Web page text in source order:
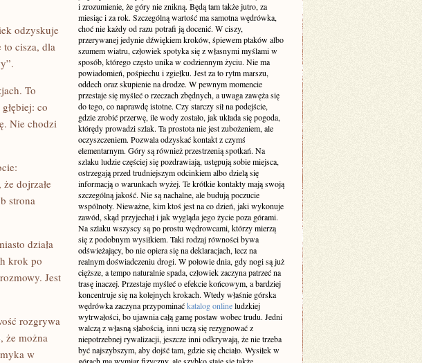
odzyskuje
to cisza, dla
To
co
Nie chodzi
dojrzałe
strona
działa
krok po
Jest
rozgrywa
że można
w
i zrozumienie, że góry nie znikną. Będą tam także jutro, za
miesiąc i za rok. Szczególną wartość ma samotna wędrówka,
choć nie każdy od razu potrafi ją docenić. W ciszy,
przerywanej jedynie dźwiękiem kroków, śpiewem ptaków albo
szumem wiatru, człowiek spotyka się z własnymi myślami w
sposób, którego często unika w codziennym życiu. Nie ma
powiadomień, pośpiechu i zgiełku. Jest za to rytm marszu,
oddech oraz skupienie na drodze. W pewnym momencie
przestaje się myśleć o rzeczach zbędnych, a uwaga zawęża się
do tego, co naprawdę istotne. Czy starczy sił na podejście,
gdzie zrobić przerwę, ile wody zostało, jak układa się pogoda,
którędy prowadzi szlak. Ta prostota nie jest zubożeniem, ale
oczyszczeniem. Pozwala odzyskać kontakt z czymś
elementarnym. Góry są również przestrzenią spotkań. Na
szlaku ludzie częściej się pozdrawiają, ustępują sobie miejsca,
ostrzegają przed trudniejszym odcinkiem albo dzielą się
informacją o warunkach wyżej. Te krótkie kontakty mają swoją
szczególną jakość. Nie są nachalne, ale budują poczucie
wspólnoty. Nieważne, kim ktoś jest na co dzień, jaki wykonuje
zawód, skąd przyjechał i jak wygląda jego życie poza górami.
Na szlaku wszyscy są po prostu wędrowcami, którzy mierzą
się z podobnym wysiłkiem. Taki rodzaj równości bywa
odświeżający, bo nie opiera się na deklaracjach, lecz na
realnym doświadczeniu drogi. W połowie dnia, gdy nogi są już
cięższe, a tempo naturalnie spada, człowiek zaczyna patrzeć na
trasę inaczej. Przestaje myśleć o efekcie końcowym, a bardziej
koncentruje się na kolejnych krokach. Wtedy właśnie górska
wędrówka zaczyna przypominaćkatalog onlineludzkiej
wytrwałości, bo ujawnia całą gamę postaw wobec trudu. Jedni
walczą z własną słabością, inni uczą się rezygnować z
niepotrzebnej rywalizacji, jeszcze inni odkrywają, że nie trzeba
być najszybszym, aby dojść tam, gdzie się chciało. Wysiłek w